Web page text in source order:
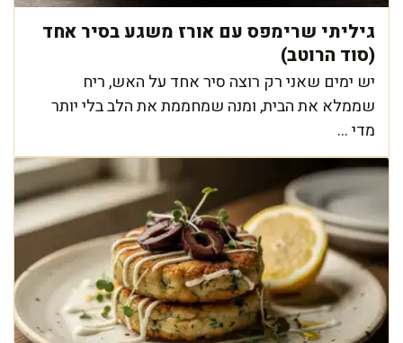
גיליתי שרימפס עם אורז משגע בסיר אחד
(סוד הרוטב)
יש ימים שאני רק רוצה סיר אחד על האש, ריח
שממלא את הבית, ומנה שמחממת את הלב בלי יותר
מדי ...